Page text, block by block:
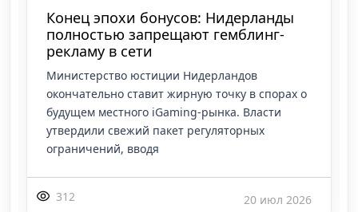
Конец эпохи бонусов: Нидерланды
полностью запрещают гемблинг-
рекламу в сети
Министерство юстиции Нидерландов
окончательно ставит жирную точку в спорах о
будущем местного iGaming-рынка. Власти
утвердили свежий пакет регуляторных
ограничений, вводя
312 20 июл 2026